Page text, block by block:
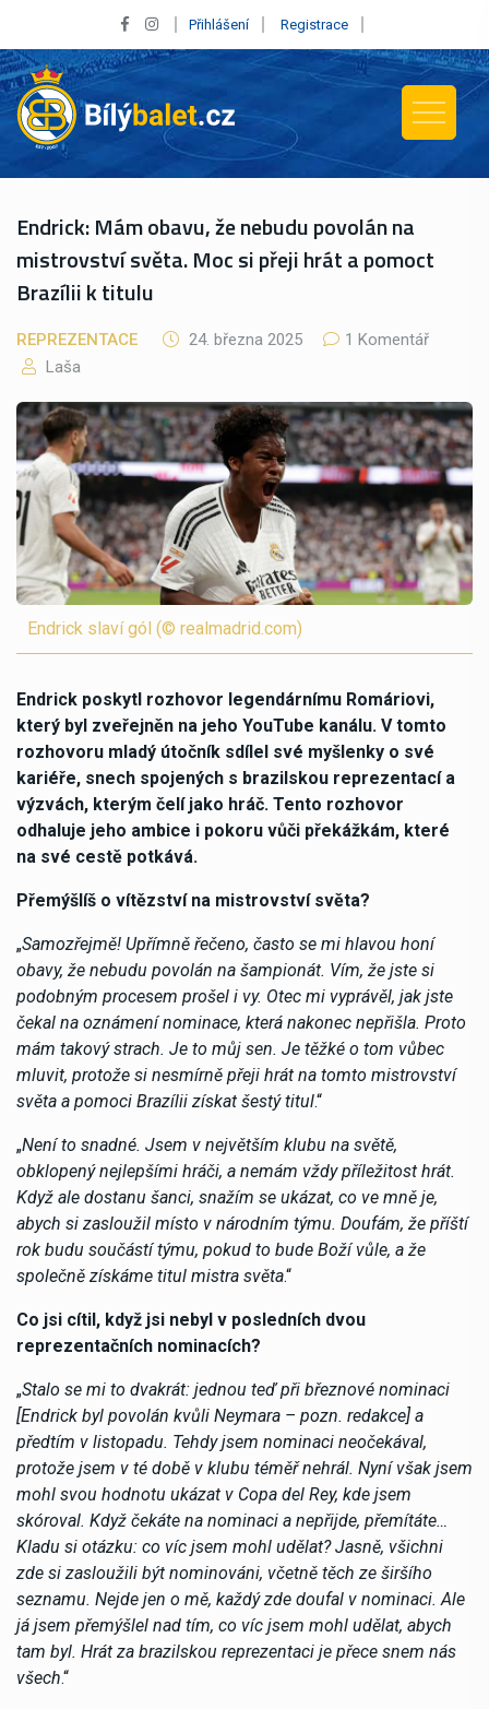
Přihlášení Registrace
Endrick: Mám obavu, že nebudu povolán na
mistrovství světa. Moc si přeji hrát a pomoct
Brazílii k titulu
REPREZENTACE 24. března 2025
1 Komentář
Laša
Endrick slaví gól (© realmadrid.com)
Endrick poskytl rozhovor legendárnímu Romáriovi,
který byl zveřejněn na jeho YouTube kanálu. V tomto
rozhovoru mladý útočník sdílel své myšlenky o své
kariéře, snech spojených s brazilskou reprezentací a
výzvách, kterým čelí jako hráč. Tento rozhovor
odhaluje jeho ambice i pokoru vůči překážkám, které
na své cestě potkává.
Přemýšlíš o vítězství na mistrovství světa?
„Samozřejmě! Upřímně řečeno, často se mi hlavou honí
obavy, že nebudu povolán na šampionát. Vím, že jste si
podobným procesem prošel i vy. Otec mi vyprávěl, jak jste
čekal na oznámení nominace, která nakonec nepřišla. Proto
mám takový strach. Je to můj sen. Je těžké o tom vůbec
mluvit, protože si nesmírně přeji hrát na tomto mistrovství
světa a pomoci Brazílii získat šestý titul.“
„Není to snadné. Jsem v největším klubu na světě,
obklopený nejlepšími hráči, a nemám vždy příležitost hrát.
Když ale dostanu šanci, snažím se ukázat, co ve mně je,
abych si zasloužil místo v národním týmu. Doufám, že příští
rok budu součástí týmu, pokud to bude Boží vůle, a že
společně získáme titul mistra světa.“
Co jsi cítil, když jsi nebyl v posledních dvou
reprezentačních nominacích?
„Stalo se mi to dvakrát: jednou teď při březnové nominaci
[Endrick byl povolán kvůli Neymara – pozn. redakce] a
předtím v listopadu. Tehdy jsem nominaci neočekával,
protože jsem v té době v klubu téměř nehrál. Nyní však jsem
mohl svou hodnotu ukázat v Copa del Rey, kde jsem
skóroval. Když čekáte na nominaci a nepřijde, přemítáte…
Kladu si otázku: co víc jsem mohl udělat? Jasně, všichni
zde si zasloužili být nominováni, včetně těch ze širšího
seznamu. Nejde jen o mě, každý zde doufal v nominaci. Ale
já jsem přemýšlel nad tím, co víc jsem mohl udělat, abych
tam byl. Hrát za brazilskou reprezentaci je přece snem nás
všech.“